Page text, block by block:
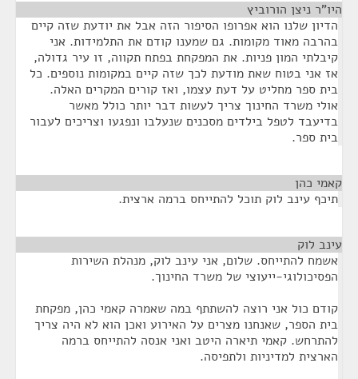
היו"ר ניצן הורוביץ
הדיון שלנו הוא אפרופו הסיפור הזה אבל את יודעת שזה קיים
בהרבה מאוד מקומות. גם שמענו קודם את התלמידות. אני
קיבלתי המון פניות. את המפקחת בפתח תקווה, זו עיר גדולה,
אז אני בטוח שאת מודעת לכך שזה קיים במקומות נוספים. כל
בית ספר מחליט על דעת עצמו, ואז קורים המקרים האלה.
אולי משרד החינוך צריך לעשות דבר יותר כולל מאשר
בדיעבד לטפל בילדים מסכנים שנעלבו ונפגעו וצריכים לעבור
בית ספר.
קאמי כהן
תיכף עינב לוק תוכל להתייחס ברמה ארצית.
עינב לוק
אשמח להתייחס. שלום, אני עינב לוק, מנהלת השירות
הפסיכולוגי-ייעוצי של משרד החינוך.
קודם כול אני רוצה להשתתף במה שאמרה קאמי כהן, מפקחת
בית הספר, שאנחנו מצרים על האירוע ואכן הוא לא היה צריך
להתרחש. קאמי תיארה היטב ואני אנסה להתייחס ברמה
הארצית למדיניות ולתפיסה.